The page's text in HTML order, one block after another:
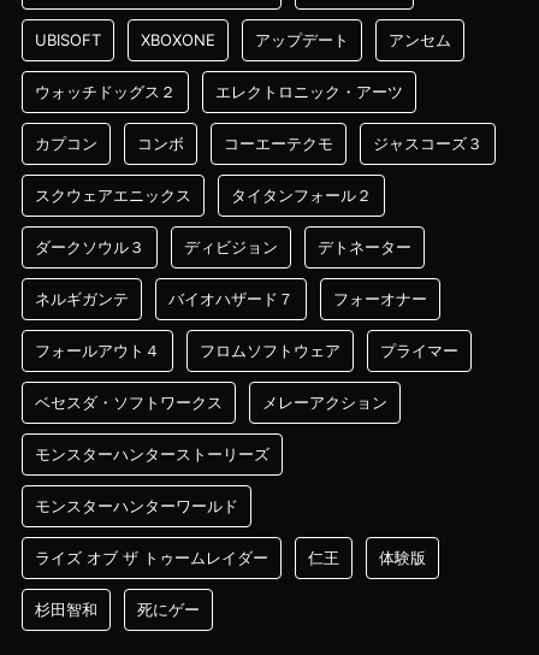
UBISOFT XBOXONE アップデート アンセム
ウォッチドッグス２ エレクトロニック・アーツ
カプコン コンボ コーエーテクモ ジャスコーズ３
スクウェアエニックス タイタンフォール２
ダークソウル３ ディビジョン デトネーター
ネルギガンテ バイオハザード７ フォーオナー
フォールアウト４ フロムソフトウェア プライマー
ベセスダ・ソフトワークス メレーアクション
モンスターハンターストーリーズ
モンスターハンターワールド
ライズ オブ ザ トゥームレイダー 仁王 体験版
杉田智和 死にゲー